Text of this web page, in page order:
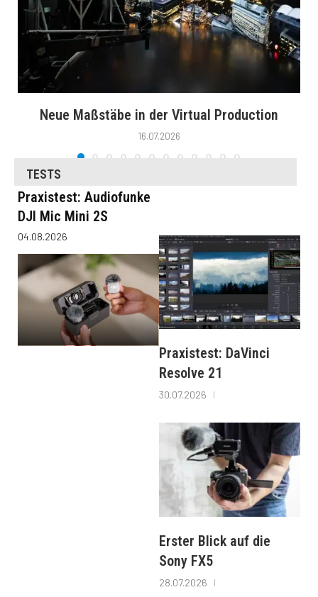
Neue Maßstäbe in der Virtual Production
16.07.2026
TESTS
Praxistest: Audiofunke
DJI Mic Mini 2S
04.08.2026
Praxistest: DaVinci
Resolve 21
30.07.2026
Erster Blick auf die
Sony FX5
28.07.2026